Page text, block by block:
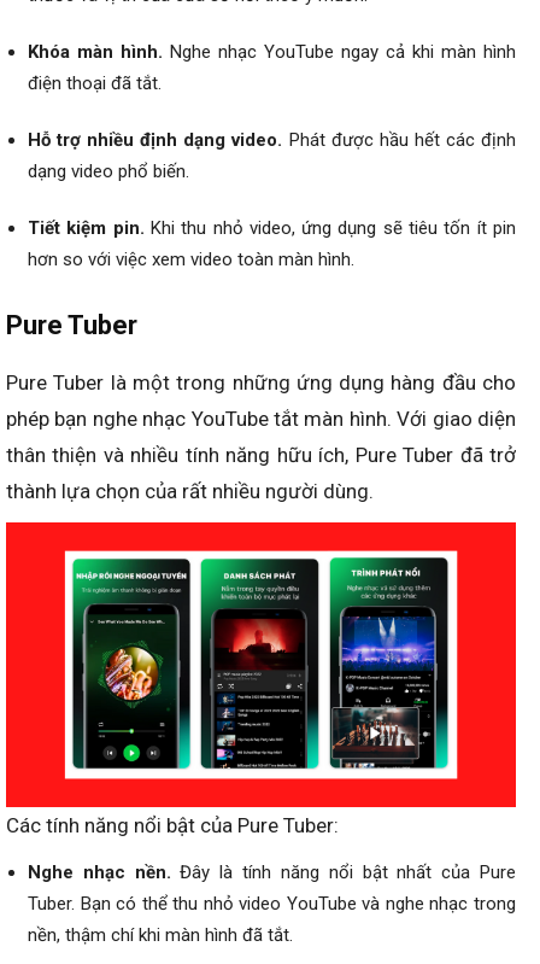
Khóa màn hình. Nghe nhạc YouTube ngay cả khi màn hình
điện thoại đã tắt.
Hỗ trợ nhiều định dạng video. Phát được hầu hết các định
dạng video phổ biến.
Tiết kiệm pin. Khi thu nhỏ video, ứng dụng sẽ tiêu tốn ít pin
hơn so với việc xem video toàn màn hình.
Pure Tuber
Pure Tuber là một trong những ứng dụng hàng đầu cho
phép bạn nghe nhạc YouTube tắt màn hình. Với giao diện
thân thiện và nhiều tính năng hữu ích, Pure Tuber đã trở
thành lựa chọn của rất nhiều người dùng.
Các tính năng nổi bật của Pure Tuber:
Nghe nhạc nền. Đây là tính năng nổi bật nhất của Pure
Tuber. Bạn có thể thu nhỏ video YouTube và nghe nhạc trong
nền, thậm chí khi màn hình đã tắt.